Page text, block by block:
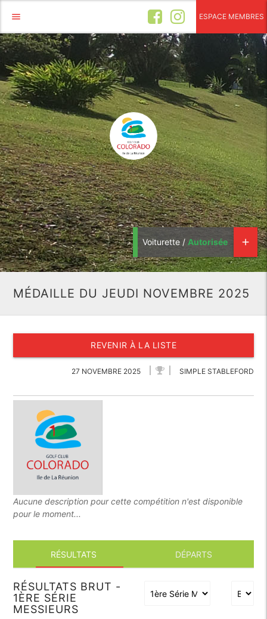
menu ESPACE MEMBRES
Voiturette / Autorisée add
MÉDAILLE DU JEUDI NOVEMBRE 2025
REVENIR À LA LISTE
27 NOVEMBRE 2025 SIMPLE STABLEFORD
Aucune description pour cette compétition n'est disponible
pour le moment...
RÉSULTATS DÉPARTS
RÉSULTATS BRUT -
1ÈRE SÉRIE
MESSIEURS